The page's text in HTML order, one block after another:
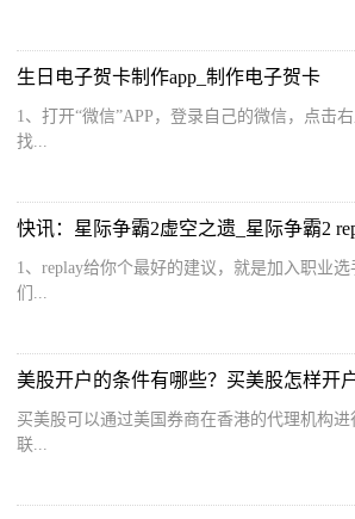
生日电子贺卡制作app_制作电子贺卡
1、打开“微信”APP，登录自己的微信，点击右
找...
快讯：星际争霸2虚空之遗_星际争霸2
1、replay给你个最好的建议，就是加入职业
们...
美股开户的条件有哪些？买美股怎样开户
买美股可以通过美国券商在香港的代理机构进
联...